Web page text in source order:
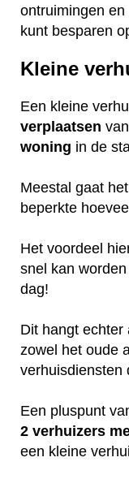
ontruimingen
kunt besparen
Kleine
Een kleine
verplaatsen
woning in de
Meestal gaat
beperkte
Het voordeel
snel kan
dag!
Dit hangt echter
zowel het oude
verhuisdiensten
Een pluspunt
2 verhuizers
een kleine